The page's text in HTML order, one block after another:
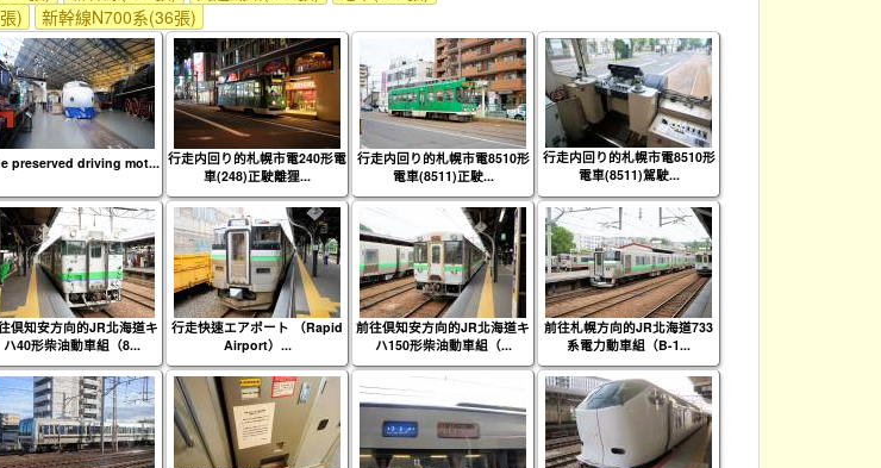
) 新幹線N700系(36張)
preserved driving mot... 行走内回り的札幌市電240形電
車(248)正駛離狸...
行走内回り的札幌市電8510形
電車(8511)正駛...
行走内回り的札幌市電8510形
電車(8511)駕駛...
倶知安方向的JR北海道キ
ハ40形柴油動車組（8...
行走快速エアポート （Rapid
Airport）...
前往倶知安方向的JR北海道キ
ハ150形柴油動車組（...
前往札幌方向的JR北海道733
系電力動車組（B-1...